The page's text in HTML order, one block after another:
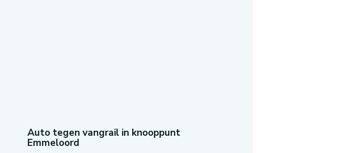
Auto tegen vangrail in knooppunt
Emmeloord